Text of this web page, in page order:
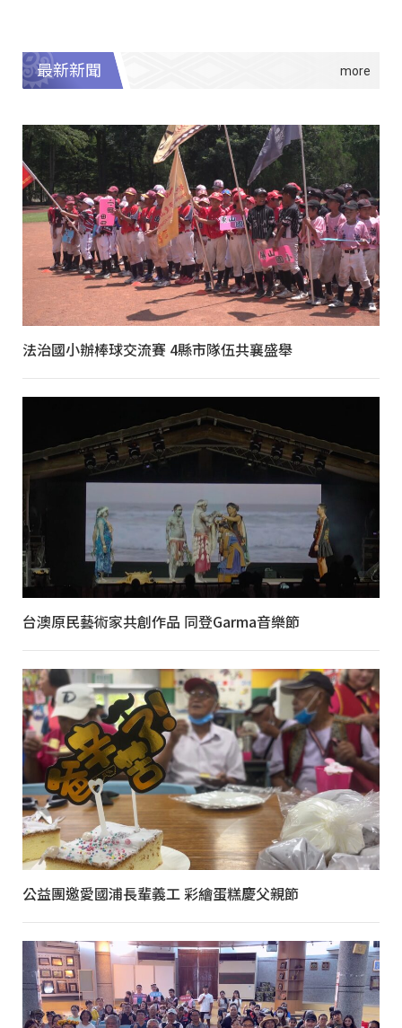
最新新聞
法治國小辦棒球交流賽 4縣市隊伍共襄盛舉
台澳原民藝術家共創作品 同登Garma音樂節
公益團邀愛國浦長輩義工 彩繪蛋糕慶父親節